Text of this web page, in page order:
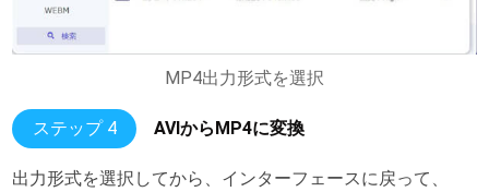
MP4出力形式を選択
ステップ 4 AVIからMP4に変換
出力形式を選択してから、インターフェースに戻って、